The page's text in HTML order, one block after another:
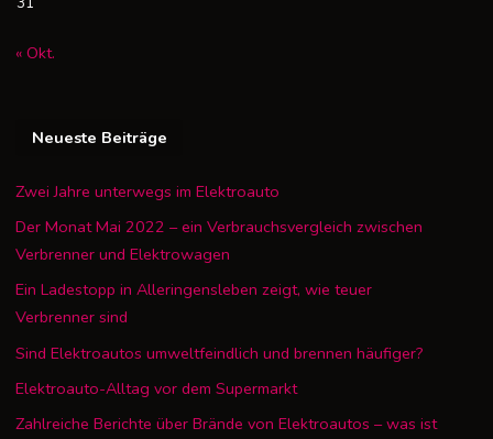
« Okt.
Neueste Beiträge
Zwei Jahre unterwegs im Elektroauto
Der Monat Mai 2022 – ein Verbrauchsvergleich zwischen
Verbrenner und Elektrowagen
Ein Ladestopp in Alleringensleben zeigt, wie teuer
Verbrenner sind
Sind Elektroautos umweltfeindlich und brennen häufiger?
Elektroauto-Alltag vor dem Supermarkt
Zahlreiche Berichte über Brände von Elektroautos – was ist